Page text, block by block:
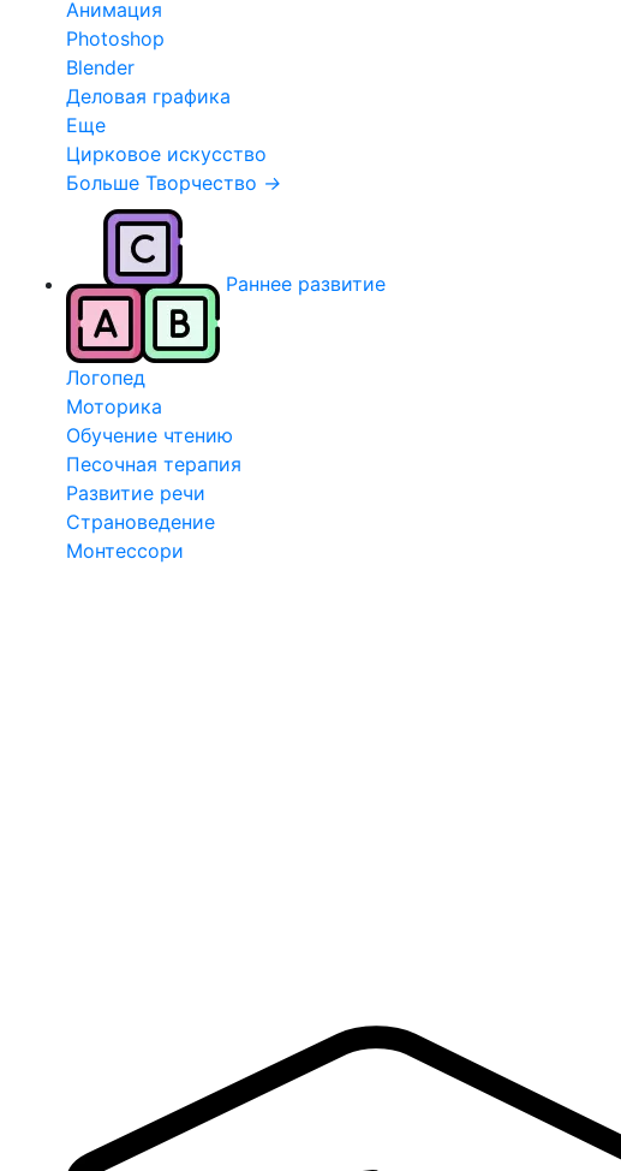
Анимация
Photoshop
Blender
Деловая графика
Еще
Цирковое искусство
Больше Творчество →
Раннее развитие
Логопед
Моторика
Обучение чтению
Песочная терапия
Развитие речи
Страноведение
Монтессори